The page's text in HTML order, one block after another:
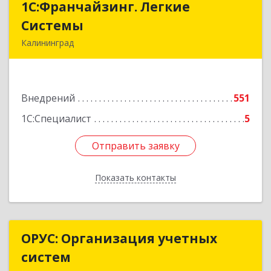
1С:Франчайзинг. Легкие
Системы
Калининград
Внедрений
551
1С:Специалист
5
Отправить заявку
Показать контакты
1С:Франчайзинг. Легкие
Подробнее
Отправить заявку
Назад
ОРУС: Организация учетных
систем
ОРУС: Организация учетных